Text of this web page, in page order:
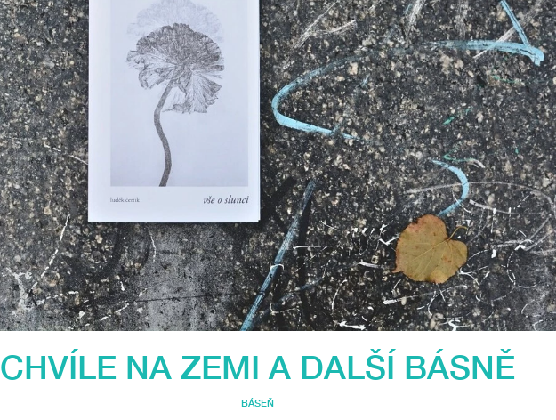
CHVÍLE NA ZEMI A DALŠÍ BÁSNĚ
BÁSEŇ